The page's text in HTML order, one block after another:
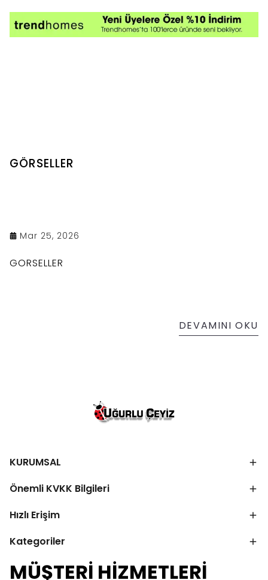
GÖRSELLER
Mar 25, 2026
GORSELLER
DEVAMINI OKU
KURUMSAL
Önemli KVKK Bilgileri
Hızlı Erişim
Kategoriler
MÜŞTERİ HİZMETLERİ